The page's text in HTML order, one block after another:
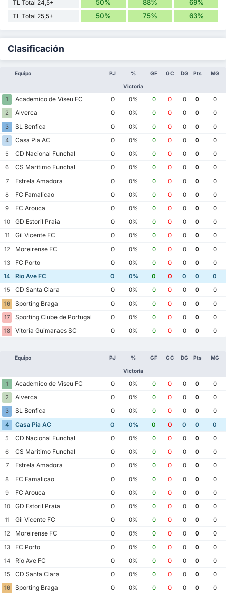
TL Total 24,5+ 50% 88% 69%
TL Total 25,5+ 50% 75% 63%
Clasificación
Equipo PJ %
Victoria
GF GC DG Pts MG
1 Academico de Viseu FC 0 0% 0 0 0 0
0
2
Alverca 0 0% 0 0 0 0
0
3
SL Benfica 0 0% 0 0 0 0
0
4
Casa Pia AC 0 0% 0 0 0 0
0
5
CD Nacional Funchal 0 0% 0 0 0 0
0
6
CS Maritimo Funchal 0 0% 0 0 0 0
0
7
Estrela Amadora 0 0% 0 0 0 0
0
8
FC Famalicao 0 0% 0 0 0 0
0
9
FC Arouca 0 0% 0 0 0 0
0
10
GD Estoril Praia 0 0% 0 0 0 0
0
11
Gil Vicente FC 0 0% 0 0 0 0
0
12
Moreirense FC 0 0% 0 0 0 0
0
13
FC Porto 0 0% 0 0 0 0
0
14
Rio Ave FC 0 0% 0 0 0 0
0
15
CD Santa Clara 0 0% 0 0 0 0
0
16
Sporting Braga 0 0% 0 0 0 0
0
17
Sporting Clube de Portugal 0 0% 0 0 0 0
0
18
Vitoria Guimaraes SC 0 0% 0 0 0 0 0
Equipo PJ %
Victoria
GF GC DG Pts MG
1 Academico de Viseu FC 0 0% 0 0 0 0
0
2
Alverca 0 0% 0 0 0 0
0
3
SL Benfica 0 0% 0 0 0 0
0
4
Casa Pia AC 0 0% 0 0 0 0
0
5
CD Nacional Funchal 0 0% 0 0 0 0
0
6
CS Maritimo Funchal 0 0% 0 0 0 0
0
7
Estrela Amadora 0 0% 0 0 0 0
0
8
FC Famalicao 0 0% 0 0 0 0
0
9
FC Arouca 0 0% 0 0 0 0
0
10
GD Estoril Praia 0 0% 0 0 0 0
0
11
Gil Vicente FC 0 0% 0 0 0 0
0
12
Moreirense FC 0 0% 0 0 0 0
0
13
FC Porto 0 0% 0 0 0 0
0
14
Rio Ave FC 0 0% 0 0 0 0
0
15
CD Santa Clara 0 0% 0 0 0 0
0
16
Sporting Braga 0 0% 0 0 0 0
0